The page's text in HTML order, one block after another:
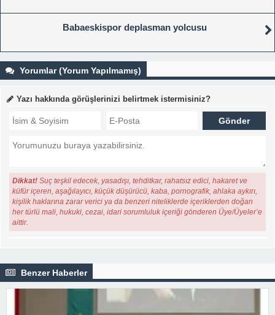
Babaeskispor deplasman yolcusu
Yorumlar (Yorum Yapılmamış)
Yazı hakkında görüşlerinizi belirtmek istermisiniz?
Dikkat! Suç teşkil edecek, yasadışı, tehditkar, rahatsız edici, hakaret ve
küfür içeren, aşağılayıcı, küçük düşürücü, kaba, pornografik, ahlaka aykırı,
kişilik haklarına zarar verici ya da benzeri niteliklerde içeriklerden doğan
her türlü mali, hukuki, cezai, idari sorumluluk içeriği gönderen Üye/Üyeler’e
aittir.
Benzer Haberler